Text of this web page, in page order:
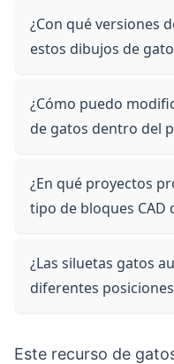
¿Con qué versiones
estos dibujos de
¿Cómo puedo
de gatos dentro del
¿En qué proyectos
tipo de bloques CAD
¿Las siluetas gatos
diferentes
Este recurso de